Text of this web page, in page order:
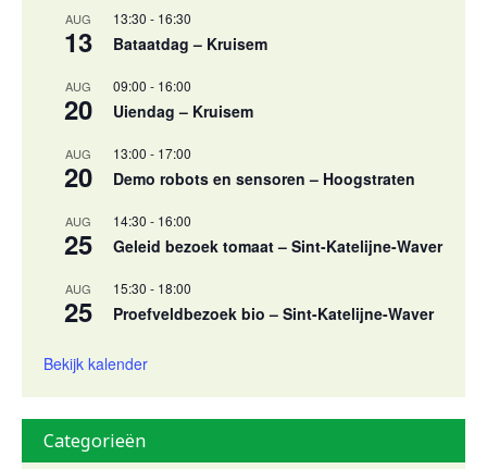
AUG
13
13:30 - 16:30
Bataatdag – Kruisem
AUG
20
09:00 - 16:00
Uiendag – Kruisem
AUG
20
13:00 - 17:00
Demo robots en sensoren – Hoogstraten
AUG
25
14:30 - 16:00
Geleid bezoek tomaat – Sint-Katelijne-Waver
AUG
25
15:30 - 18:00
Proefveldbezoek bio – Sint-Katelijne-Waver
Bekijk kalender
Categorieën